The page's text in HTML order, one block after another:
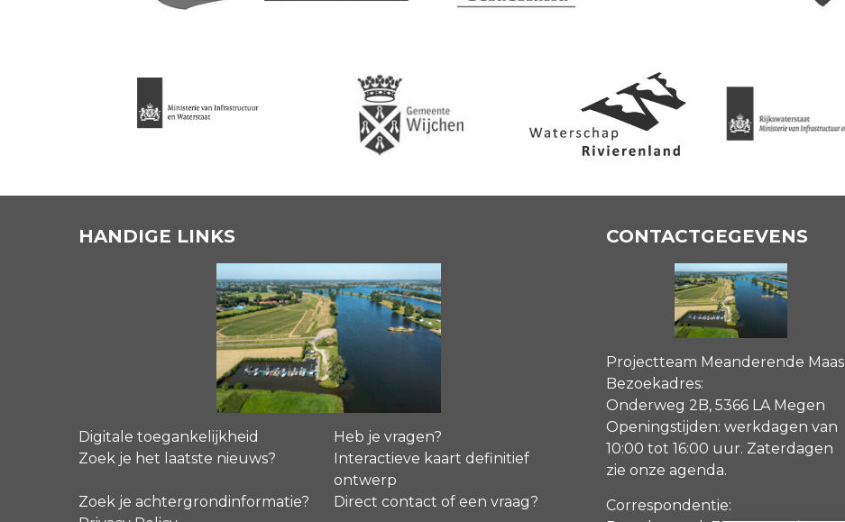
HANDIGE LINKS
Digitale toegankelijkheid
Heb je vragen?
Zoek je het laatste nieuws?
Interactieve kaart definitief
ontwerp
Zoek je achtergrondinformatie?
Direct contact of een vraag?
CONTACTGEGEVENS
Projectteam Meanderende Maas
Bezoekadres:
Onderweg 2B, 5366 LA Megen
Openingstijden: werkdagen van
10:00 tot 16:00 uur. Zaterdagen
zie onze agenda.
Correspondentie: